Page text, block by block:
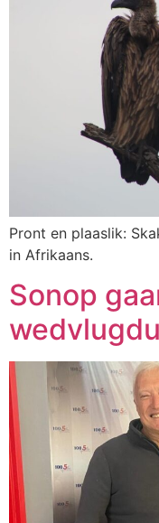
Pront en plaaslik:
in Afrikaans.
Sonop